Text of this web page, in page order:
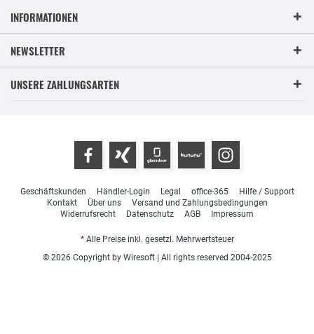
INFORMATIONEN
NEWSLETTER
UNSERE ZAHLUNGSARTEN
Geschäftskunden Händler-Login Legal office-365
Hilfe / Support
Kontakt
Über uns
Versand und Zahlungsbedingungen
Widerrufsrecht
Datenschutz AGB Impressum
* Alle Preise inkl. gesetzl. Mehrwertsteuer
© 2026 Copyright by Wiresoft | All rights reserved 2004-2025